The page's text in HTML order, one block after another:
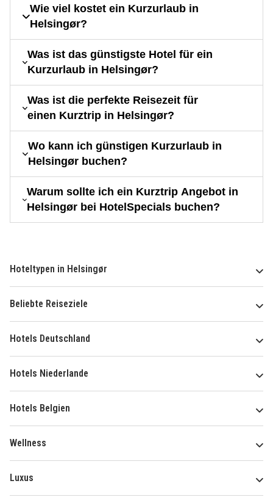
Wie viel kostet ein Kurzurlaub in
Helsingør?
Was ist das günstigste Hotel für ein
Kurzurlaub in Helsingør?
Was ist die perfekte Reisezeit für
einen Kurztrip in Helsingør?
Wo kann ich günstigen Kurzurlaub in
Helsingør buchen?
Warum sollte ich ein Kurztrip Angebot in
Helsingør bei HotelSpecials buchen?
Hoteltypen in Helsingør
Beliebte Reiseziele
Hotels Deutschland
Hotels Niederlande
Hotels Belgien
Wellness
Luxus